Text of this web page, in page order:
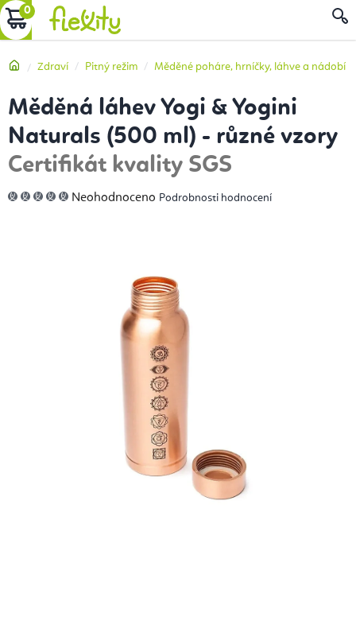
Přejít
na
NÁKUPNÍ
DomůZdraví Pitný režim Měděné poháre, hrníčky, láhve a nádobí
Měděná láhev Yogi & Yogini
Naturals (500 ml) - různé vzory
Certifikát kvality SGS
Průměrné
hodnocení
Neohodnoceno Podrobnosti hodnocení